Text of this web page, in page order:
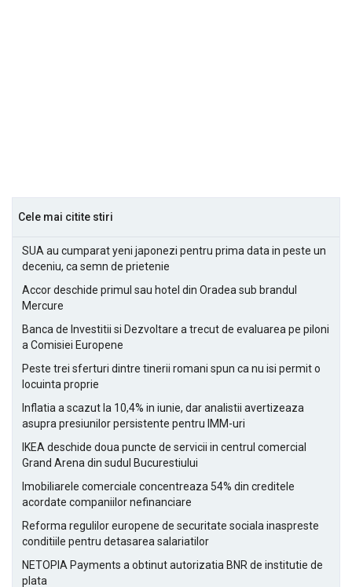
Cele mai citite stiri
SUA au cumparat yeni japonezi pentru prima data in peste un
deceniu, ca semn de prietenie
Accor deschide primul sau hotel din Oradea sub brandul
Mercure
Banca de Investitii si Dezvoltare a trecut de evaluarea pe piloni
a Comisiei Europene
Peste trei sferturi dintre tinerii romani spun ca nu isi permit o
locuinta proprie
Inflatia a scazut la 10,4% in iunie, dar analistii avertizeaza
asupra presiunilor persistente pentru IMM-uri
IKEA deschide doua puncte de servicii in centrul comercial
Grand Arena din sudul Bucurestiului
Imobiliarele comerciale concentreaza 54% din creditele
acordate companiilor nefinanciare
Reforma regulilor europene de securitate sociala inaspreste
conditiile pentru detasarea salariatilor
NETOPIA Payments a obtinut autorizatia BNR de institutie de
plata